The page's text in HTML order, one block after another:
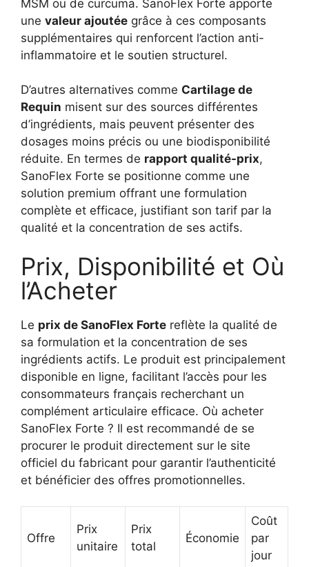
MSM ou de curcuma. SanoFlex Forte apporte
une valeur ajoutée grâce à ces composants
supplémentaires qui renforcent l’action anti-
inflammatoire et le soutien structurel.
D’autres alternatives comme Cartilage de
Requin misent sur des sources différentes
d’ingrédients, mais peuvent présenter des
dosages moins précis ou une biodisponibilité
réduite. En termes de rapport qualité-prix,
SanoFlex Forte se positionne comme une
solution premium offrant une formulation
complète et efficace, justifiant son tarif par la
qualité et la concentration de ses actifs.
Prix, Disponibilité et Où
l’Acheter
Le prix de SanoFlex Forte reflète la qualité de
sa formulation et la concentration de ses
ingrédients actifs. Le produit est principalement
disponible en ligne, facilitant l’accès pour les
consommateurs français recherchant un
complément articulaire efficace. Où acheter
SanoFlex Forte ? Il est recommandé de se
procurer le produit directement sur le site
officiel du fabricant pour garantir l’authenticité
et bénéficier des offres promotionnelles.
Offre
Prix
unitaire
Prix
total
Économie
Coût
par
jour